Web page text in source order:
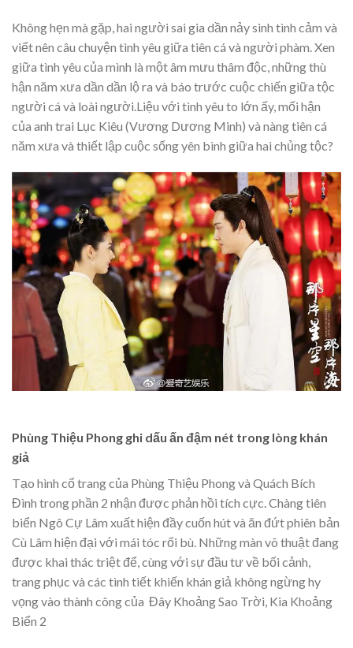
Không hẹn mà gặp, hai người sai gia dần nảy sinh tình cảm và
viết nên câu chuyện tình yêu giữa tiên cá và người phàm. Xen
giữa tình yêu của mình là một âm mưu thâm độc, những thù
hận năm xưa dần dần lộ ra và báo trước cuộc chiến giữa tộc
người cá và loài người.Liệu với tình yêu to lớn ấy, mối hận
của anh trai Lục Kiêu (Vương Dương Minh) và nàng tiên cá
năm xưa và thiết lập cuộc sống yên bình giữa hai chủng tộc?
Phùng Thiệu Phong ghi dấu ấn đậm nét trong lòng khán
giả
Tạo hình cổ trang của Phùng Thiệu Phong và Quách Bích
Đình trong phần 2 nhận được phản hồi tích cực. Chàng tiên
biển Ngô Cự Lâm xuất hiện đầy cuốn hút và ăn đứt phiên bản
Cù Lâm hiện đại với mái tóc rối bù. Những màn võ thuật đang
được khai thác triệt để, cùng với sự đầu tư về bối cảnh,
trang phục và các tình tiết khiến khán giả không ngừng hy
vọng vào thành công của Đây Khoảng Sao Trời, Kia Khoảng
Biển 2